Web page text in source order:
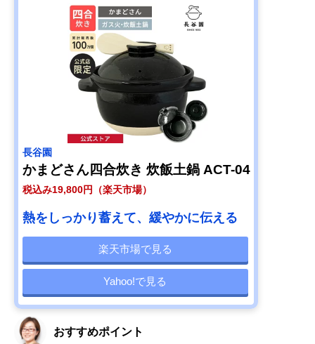
長谷園
かまどさん四合炊き 炊飯土鍋 ACT-04
税込み19,800円（楽天市場）
熱をしっかり蓄えて、緩やかに伝える
楽天市場で見る
Yahoo!で見る
おすすめポイント